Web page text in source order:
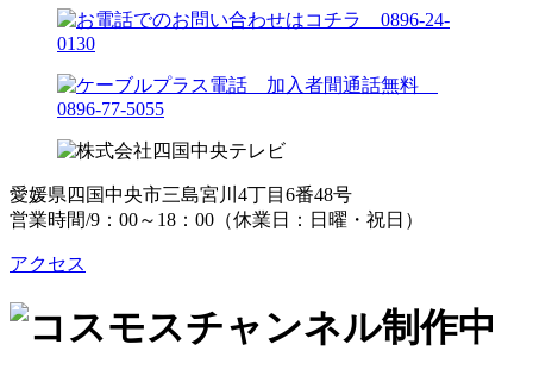
愛媛県四国中央市三島宮川4丁目6番48号
営業時間/9：00～18：00（休業日：日曜・祝日）
アクセス